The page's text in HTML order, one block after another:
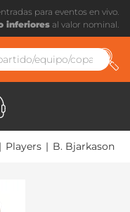
para eventos en vivo.
inferiores al valor nominal.
| Players | B. Bjarkason